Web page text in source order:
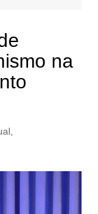
na
,